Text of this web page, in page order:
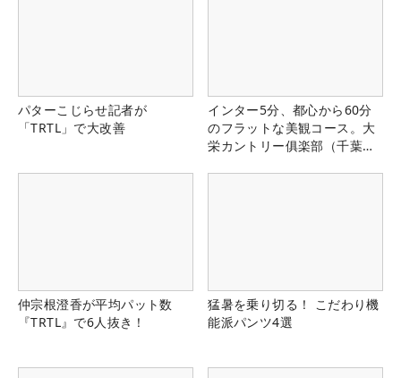
パターこじらせ記者が
「TRTL」で大改善
インター5分、都心から60分
のフラットな美観コース。大
栄カントリー俱楽部（千葉
仲宗根澄香が平均パット数
『TRTL』で6人抜き！
猛暑を乗り切る！ こだわり機
能派パンツ4選